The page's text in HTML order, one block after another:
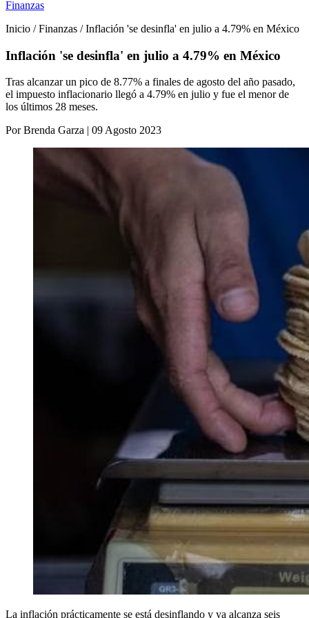
Finanzas
Inicio / Finanzas / Inflación 'se desinfla' en julio a 4.79% en México
Inflación 'se desinfla' en julio a 4.79% en México
Tras alcanzar un pico de 8.77% a finales de agosto del año pasado,
el impuesto inflacionario llegó a 4.79% en julio y fue el menor de
los últimos 28 meses.
Por Brenda Garza | 09 Agosto 2023
La inflación prácticamente se está desinflando y ya alcanza seis